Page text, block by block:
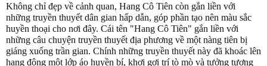
Không chỉ đẹp về cảnh quan, Hang Cô Tiên còn gắn liền với
những truyền thuyết dân gian hấp dẫn, góp phần tạo nên màu sắc
huyền thoại cho nơi đây. Cái tên "Hang Cô Tiên" gắn liền với
những câu chuyện truyền thuyết địa phương về một nàng tiên bị
giáng xuống trần gian. Chính những truyền thuyết này đã khoác lên
hang động một lớp áo huyền bí, khơi gợi trí tò mò và tưởng tượng